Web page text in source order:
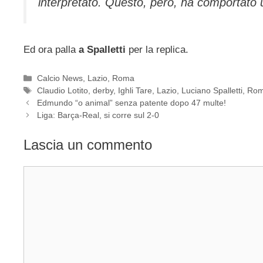
Ed ora palla a Spalletti per la replica.
Categorie
Calcio News, Lazio, Roma
Tag
Claudio Lotito,derby, Ighli Tare, Lazio, Luciano Spalletti,
Edmundo “o animal” senza patente dopo 47 multe!
Liga: Barça-Real, si corre sul 2-0
Lascia un commento